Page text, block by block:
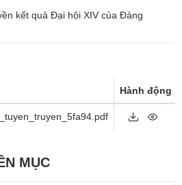
kết quả Đại hội XIV của Đảng
Hành động
MỤC